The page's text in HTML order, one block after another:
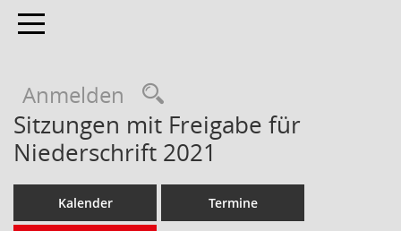
Toggle navigation
Anmelden
Sitzungen mit Freigabe für
Niederschrift 2021
Kalender Termine